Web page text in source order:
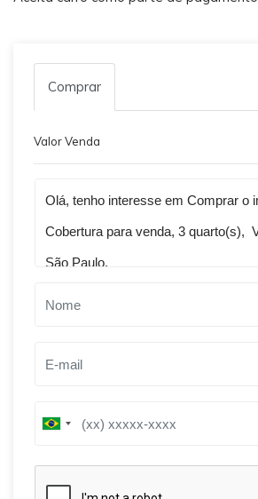
Comprar
Valor Venda
B
i